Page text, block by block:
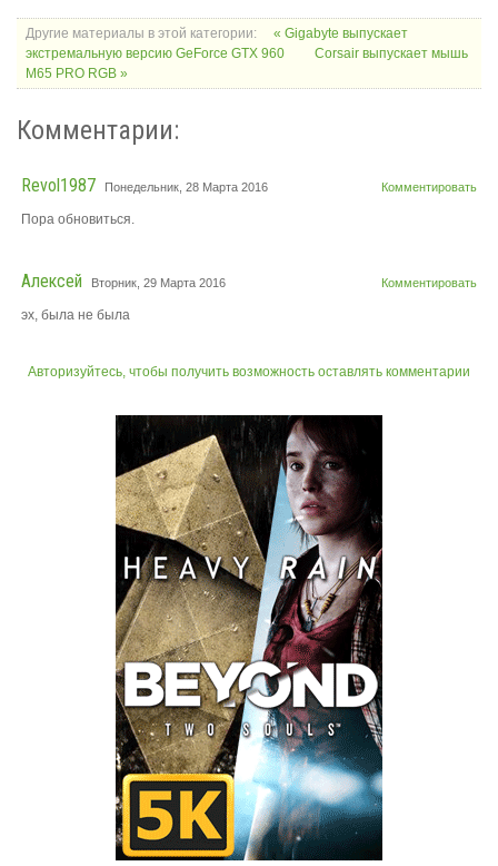
Другие материалы в этой категории:
« Gigabyte выпускает
экстремальную версию GeForce GTX 960
Corsair выпускает мышь
M65 PRO RGB »
Комментарии:
Комментировать
Revol1987 Понедельник, 28 Марта 2016
Пора обновиться.
Комментировать
Алексей Вторник, 29 Марта 2016
эх, была не была
Авторизуйтесь, чтобы получить возможность оставлять комментарии